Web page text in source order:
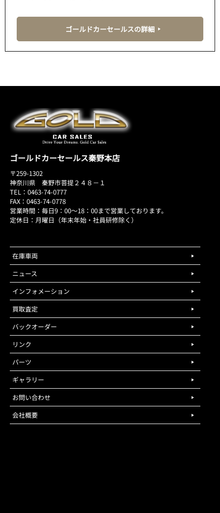
ゴールドカーセールスの詳細
ゴールドカーセールス秦野本店
〒259-1302
神奈川県 秦野市菩提２４８－１
TEL：0463-74-0777
FAX：0463-74-0778
営業時間：毎日9：00～18：00まで営業しております。
定休日：月曜日（年末年始・社員研修除く）
在庫車両
ニュース
インフォメーション
買取査定
バックオーダー
リンク
パーツ
ギャラリー
お問い合わせ
会社概要